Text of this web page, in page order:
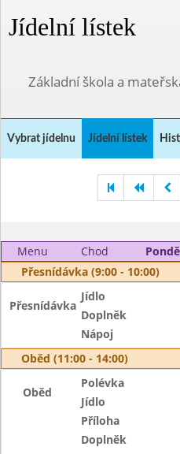
Jídelní lístek
Základní škola a
Vybrat jídelnu Jídelní lístek
Menu Chod
Přesnídávka (9:00 - 10:00)
Přesnídávka
Jídlo
Doplněk
Nápoj
Oběd (11:00 - 14:00)
Oběd
Polévka
Jídlo
Příloha
Doplněk